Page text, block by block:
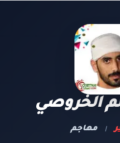
الخروصي
| مهاجم